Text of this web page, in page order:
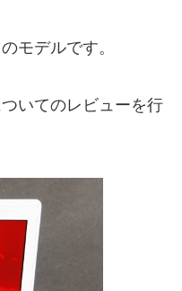
モデルです。
いてのレビューを行